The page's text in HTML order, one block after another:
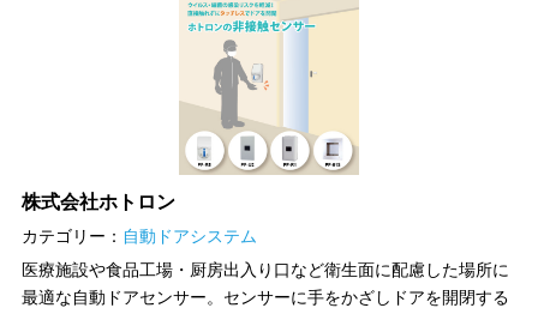
株式会社ホトロン
カテゴリー： 自動ドアシステム
医療施設や食品工場・厨房出入り口など衛生面に配慮した場所に
最適な自動ドアセンサー。センサーに手をかざしドアを開閉する